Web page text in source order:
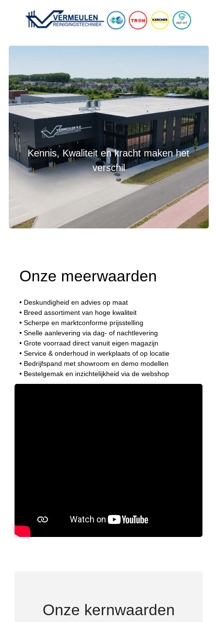
Kennis, Kwaliteit en kracht maken het
verschil
Onze meerwaarden
• Deskundigheid en advies op maat
• Breed assortiment van hoge kwaliteit
• Scherpe en marktconforme prijsstelling
• Snelle aanlevering via dag- of nachtlevering
• Grote voorraad direct vanuit eigen magazijn
• Service & onderhoud in werkplaats of op locatie
• Bedrijfspand met showroom en demo modellen
• Bestelgemak en inzichtelijkheid via de webshop
Onze kernwaarden